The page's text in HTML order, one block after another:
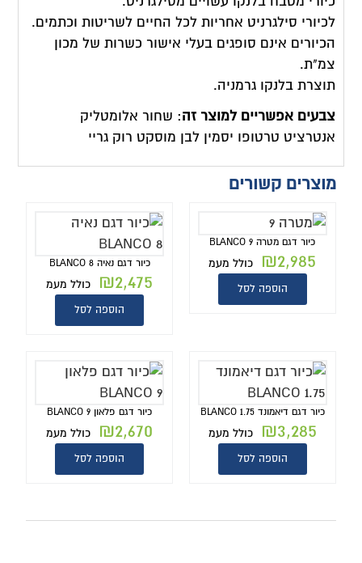
לכיורי סילגרניט אחריות לכל החיים לשריטות וכתמים.
הכיורים אינם סופגים בעלי אישור כשרות של מכון
צמ"ת.
תוצרת בלנקו גרמניה.
צבעים אפשריים למוצר זה: שחור אלומטליק
אנטרציט טרטופו יסמין לבן מוסקט רוק גריי
מוצרים קשורים
כיור דגם מטרה BLANCO 9
₪2,985 כולל מעמ
הוספה לסל
כיור דגם נאיה BLANCO 8
₪2,475 כולל מעמ
הוספה לסל
כיור דגם דיאמונד BLANCO 1.75
₪3,285 כולל מעמ
הוספה לסל
כיור דגם פלאון BLANCO 9
₪2,670 כולל מעמ
הוספה לסל